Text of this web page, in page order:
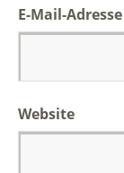
E-Mail-Adresse
Website